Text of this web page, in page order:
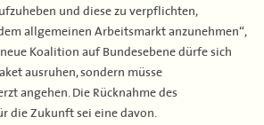
und diese zu verpflichten,
allgemeinen Arbeitsmarkt anzunehmen“,
Koalition auf Bundesebene dürfe sich
ausruhen, sondern müsse
angehen. Die Rücknahme des
die Zukunft sei eine davon.